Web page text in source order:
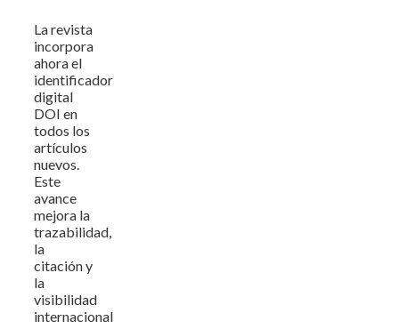
La revista
incorpora
ahora el
identificador
digital
DOI en
todos los
artículos
nuevos.
Este
avance
mejora la
trazabilidad,
la
citación y
la
visibilidad
internacional